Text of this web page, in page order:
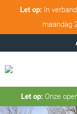
Let op:In
maandag
Let op:Onze